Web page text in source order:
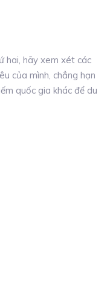
hai, hãy xem xét các
của mình, chẳng hạn
quốc gia khác để du